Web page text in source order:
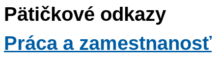
Pätičkové odkazy
Prácaa zamestnanosť